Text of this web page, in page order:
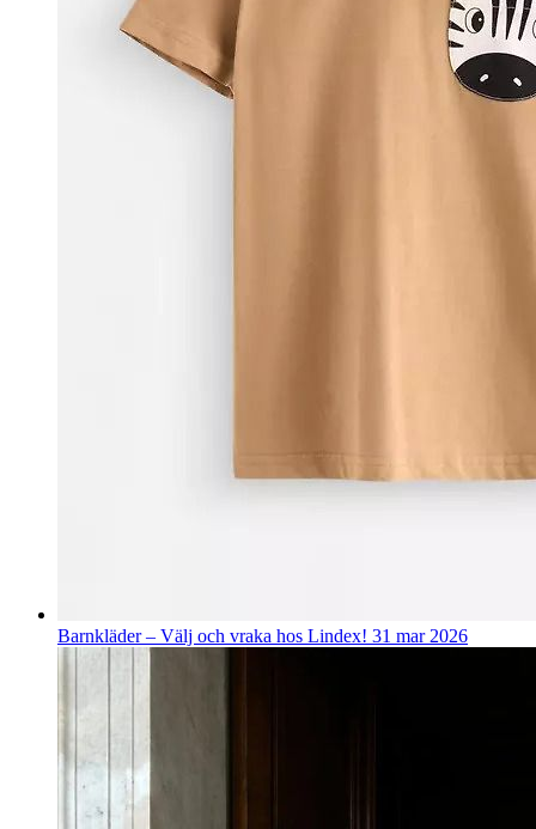
Barnkläder – Välj och vraka hos Lindex! 31 mar 2026